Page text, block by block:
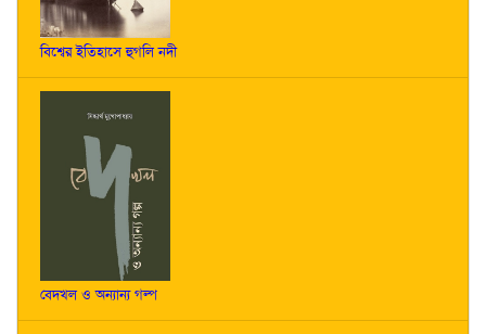
বিশ্বের ইতিহাসে হুগলি নদী
বেদখল ও অন্যান্য গল্প